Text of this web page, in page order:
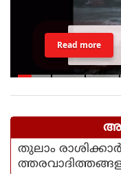
Read more
തുലാം